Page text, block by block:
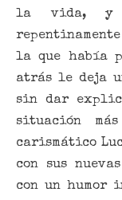
la vida, y
la que había
atrás le deja
sin dar
situación
carismático
con sus
con un humor